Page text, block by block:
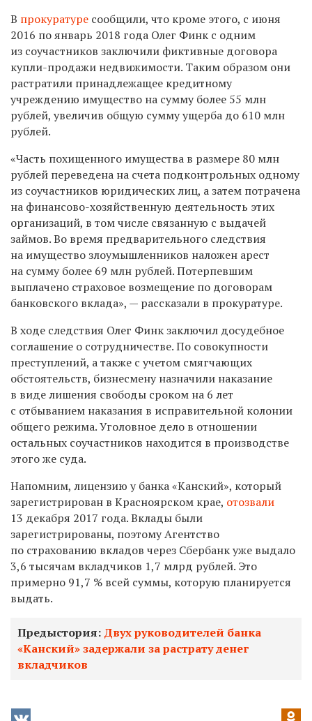
В прокуратуре сообщили, что кроме этого, с июня
2016 по январь 2018 года Олег Финк с одним
из соучастников заключили фиктивные договора
купли-продажи недвижимости. Таким образом они
растратили принадлежащее кредитному
учреждению имущество на сумму более 55 млн
рублей, увеличив общую сумму ущерба до 610 млн
рублей.
«Часть похищенного имущества в размере 80 млн
рублей переведена на счета подконтрольных одному
из соучастников юридических лиц, а затем потрачена
на финансово-хозяйственную деятельность этих
организаций, в том числе связанную с выдачей
займов. Bо время предварительного следствия
на имущество злоумышленников наложен арест
на сумму более 69 млн рублей. Потерпевшим
выплачено страховое возмещение по договорам
банковского вклада», — рассказали в прокуратуре.
В ходе следствия Олег Финк заключил досудебное
соглашение о сотрудничестве. По совокупности
преступлений, а также с учетом смягчающих
обстоятельств, бизнесмену назначили наказание
в виде лишения свободы сроком на 6 лет
с отбыванием наказания в исправительной колонии
общего режима. Уголовное дело в отношении
остальных соучастников находится в производстве
этого же суда.
Напомним, лицензию у банка «Канский», который
зарегистрирован в Красноярском крае, отозвали
13 декабря 2017 года. Вклады были
зарегистрированы, поэтому Агентство
по страхованию вкладов через Сбербанк уже выдало
3,6 тысячам вкладчиков 1,7 млрд рублей. Это
примерно 91,7 % всей суммы, которую планируется
выдать.
Предыстория: Двух руководителей банка
«Канский» задержали за растрату денег
вкладчиков